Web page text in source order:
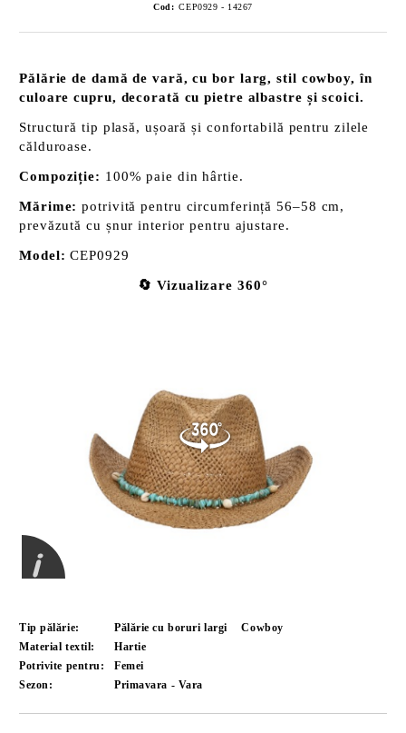
Cod: CEP0929 - 14267
Pălărie de damă de vară, cu bor larg, stil cowboy, în
culoare cupru, decorată cu pietre albastre și scoici.
Structură tip plasă, ușoară și confortabilă pentru zilele
călduroase.
Compoziție: 100% paie din hârtie.
Mărime: potrivită pentru circumferință 56–58 cm,
prevăzută cu șnur interior pentru ajustare.
Model: CEP0929
🔄 Vizualizare 360°
Tip pălărie: Pălărie cu boruri largi
Cowboy
Material textil:
Hartie
Potrivite pentru:
Femei
Sezon:
Primavara - Vara